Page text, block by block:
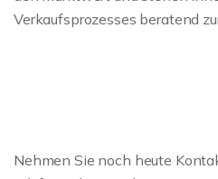
Verkaufsprozesses beratend
Nehmen Sie noch heute